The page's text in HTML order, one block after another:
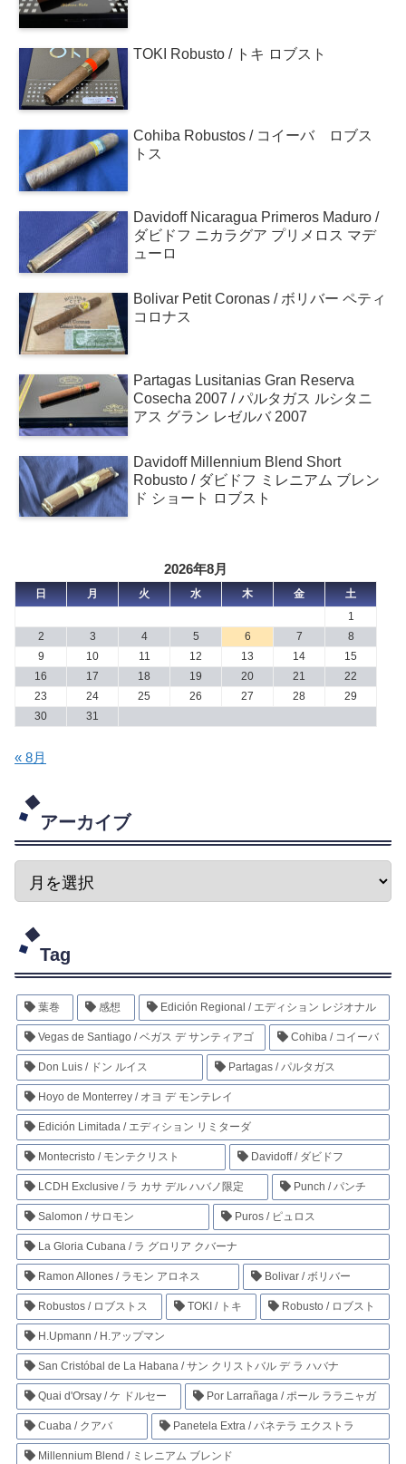
TOKI Robusto / トキ ロブスト
Cohiba Robustos / コイーバ ロブス
トス
Davidoff Nicaragua Primeros Maduro /
ダビドフ ニカラグア プリメロス マデ
ューロ
Bolivar Petit Coronas / ボリバー ペティ
コロナス
Partagas Lusitanias Gran Reserva
Cosecha 2007 / パルタガス ルシタニ
アス グラン レゼルバ 2007
Davidoff Millennium Blend Short
Robusto / ダビドフ ミレニアム ブレン
ド ショート ロブスト
2026年8月
日 月 火 水 木 金
土
1
2
3 4 5 6 7
8
9
10 11 12 13 14
15
16
17 18 19 20 21
22
23
24 25 26 27 28
29
30
31
« 8月
アーカイブ
Tag
葉巻 感想 Edición Regional / エディション レジオナル
Vegas de Santiago / ベガス デ サンティアゴ Cohiba / コイーバ
Don Luis / ドン ルイス Partagas / パルタガス
Hoyo de Monterrey / オヨ デ モンテレイ
Edición Limitada / エディション リミターダ
Montecristo / モンテクリスト Davidoff / ダビドフ
LCDH Exclusive / ラ カサ デル ハバノ限定 Punch / パンチ
Salomon / サロモン Puros / ピュロス
La Gloria Cubana / ラ グロリア クバーナ
Ramon Allones / ラモン アロネス Bolivar / ボリバー
Robustos / ロブストス TOKI / トキ Robusto / ロブスト
H.Upmann / H.アップマン
San Cristóbal de La Habana / サン クリストバル デ ラ ハバナ
Quai d'Orsay / ケ ドルセー Por Larrañaga / ポール ララニャガ
Cuaba / クアバ Panetela Extra / パネテラ エクストラ
Millennium Blend / ミレニアム ブレンド